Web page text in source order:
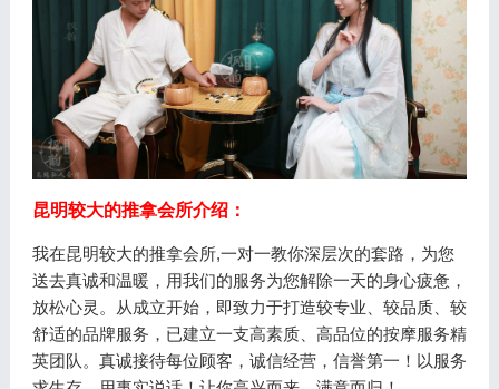
昆明较大的推拿会所介绍：
我在昆明较大的推拿会所,一对一教你深层次的套路，为您
送去真诚和温暖，用我们的服务为您解除一天的身心疲惫，
放松心灵。从成立开始，即致力于打造较专业、较品质、较
舒适的品牌服务，已建立一支高素质、高品位的按摩服务精
英团队。真诚接待每位顾客，诚信经营，信誉第一！以服务